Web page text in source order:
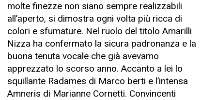
molte finezze non siano sempre realizzabili
all’aperto, si dimostra ogni volta più ricca di
colori e sfumature. Nel ruolo del titolo Amarilli
Nizza ha confermato la sicura padronanza e la
buona tenuta vocale che già avevamo
apprezzato lo scorso anno. Accanto a lei lo
squillante Radames di Marco berti e l’intensa
Amneris di Marianne Cornetti. Convincenti